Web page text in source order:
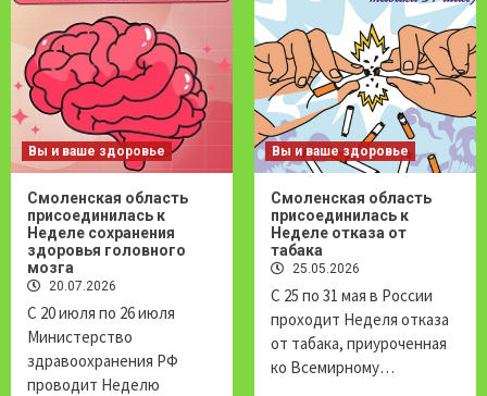
Вы и ваше здоровье
Смоленская область
присоединилась к
Неделе сохранения
здоровья головного
мозга
20.07.2026
С 20 июля по 26 июля
Министерство
здравоохранения РФ
проводит Неделю
Вы и ваше здоровье
Смоленская область
присоединилась к
Неделе отказа от
табака
25.05.2026
С 25 по 31 мая в России
проходит Неделя отказа
от табака, приуроченная
ко Всемирному…